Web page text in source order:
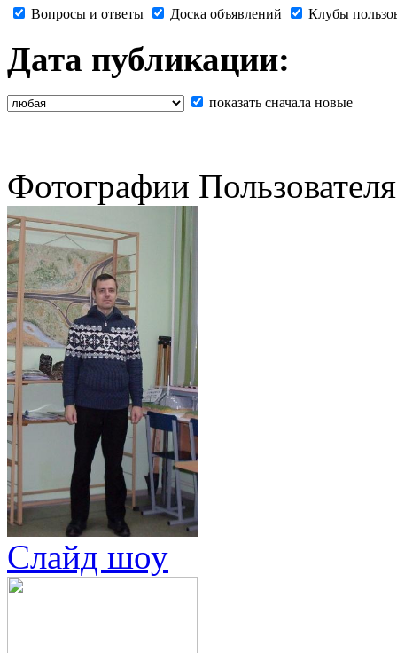
Вопросы и ответы
Доска объявлений Клубы
Дата публикации:
показать сначала новые
Фотографии Пользователя
Слайд шоу